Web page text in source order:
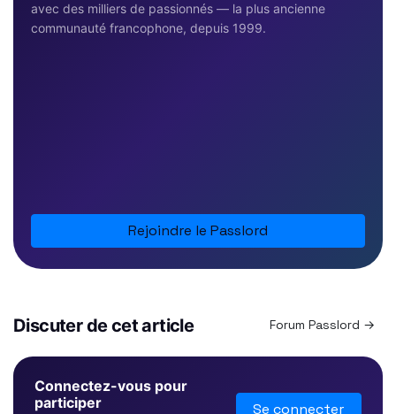
avec des milliers de passionnés — la plus ancienne
communauté francophone, depuis 1999.
Rejoindre le Passlord
Discuter de cet article Forum Passlord →
Connectez-vous pour
participer
Se connecter